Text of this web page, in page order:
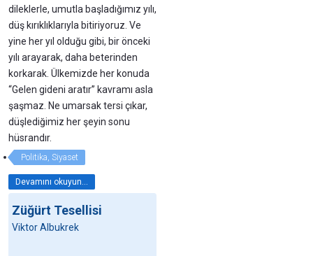
dileklerle, umutla başladığımız yılı,
düş kırıklıklarıyla bitiriyoruz. Ve
yine her yıl olduğu gibi, bir önceki
yılı arayarak, daha beterinden
korkarak. Ülkemizde her konuda
“Gelen gideni aratır” kavramı asla
şaşmaz. Ne umarsak tersi çıkar,
düşlediğimiz her şeyin sonu
hüsrandır.
Politika, Siyaset
Devamını okuyun...
Züğürt Tesellisi
Viktor Albukrek